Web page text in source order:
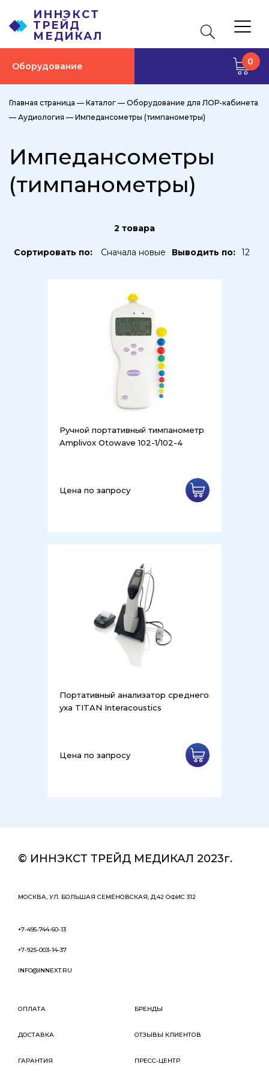
ИННЭКСТ
ТРЕЙД
МЕДИКАЛ
0
Оборудование
Главная страница — Каталог — Оборудование для ЛОР-кабинета
— Аудиология — Импедансометры (тимпанометры)
Импедансометры
(тимпанометры)
2 товара
Сортировать по: Сначала новые Выводить по: 12
Ручной портативный тимпанометр
Amplivox Otowave 102-1/102-4
Цена по запросу
Портативный анализатор среднего
уха TITAN Interacoustics
Цена по запросу
© ИННЭКСТ ТРЕЙД МЕДИКАЛ 2023г.
МОСКВА, УЛ. БОЛЬШАЯ СЕМЁНОВСКАЯ, Д.42 ОФИС 312
+7-495-744-60-13
+7-925-003-14-37
INFO@INNEXT.RU
ОПЛАТА
ДОСТАВКА
ГАРАНТИЯ
БРЕНДЫ
ОТЗЫВЫ КЛИЕНТОВ
ПРЕСС-ЦЕНТР